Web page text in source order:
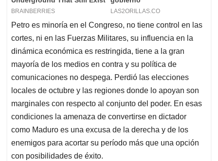
Petro es minoría en el Congreso, no tiene control en las
cortes, ni en las Fuerzas Militares, su influencia en la
dinámica económica es restringida, tiene a la gran
mayoría de los medios en contra y su política de
comunicaciones no despega. Perdió las elecciones
locales de octubre y las regiones donde lo apoyan son
marginales con respecto al conjunto del poder. En esas
condiciones la amenaza de convertirse en dictador
como Maduro es una excusa de la derecha y de los
enemigos para acortar su período más que una opción
con posibilidades de éxito.